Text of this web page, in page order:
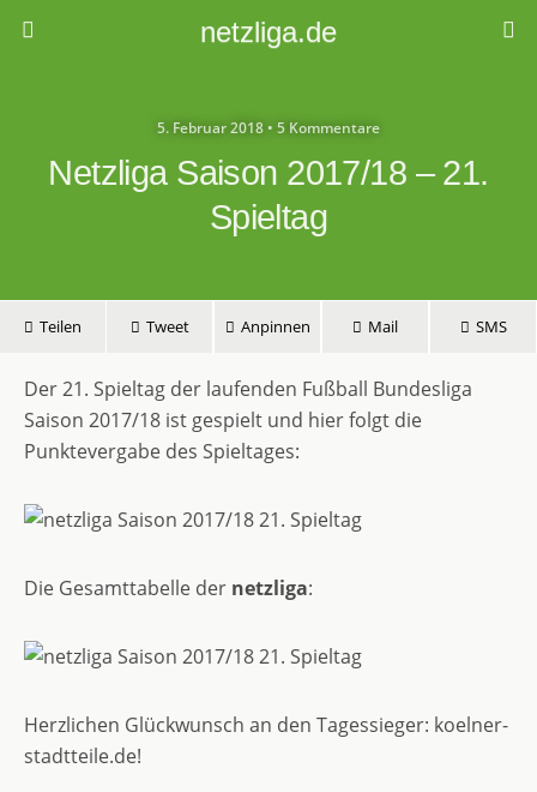
netzliga.de
5. Februar 2018 • 5 Kommentare
Netzliga Saison 2017/18 – 21.
Spieltag
Teilen Tweet Anpinnen Mail SMS
Der 21. Spieltag der laufenden Fußball Bundesliga
Saison 2017/18 ist gespielt und hier folgt die
Punktevergabe des Spieltages:
Die Gesamttabelle der netzliga:
Herzlichen Glückwunsch an den Tagessieger: koelner-
stadtteile.de!